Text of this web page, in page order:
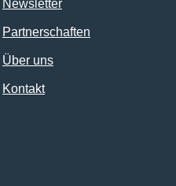
Newsletter
Partnerschaften
Über uns
Kontakt